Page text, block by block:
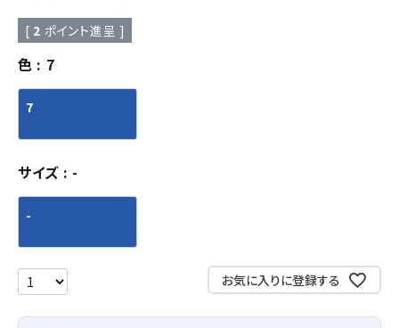
[ 2 ポイント進呈 ]
色 7
7
サイズ -
-
お気に入りに登録する